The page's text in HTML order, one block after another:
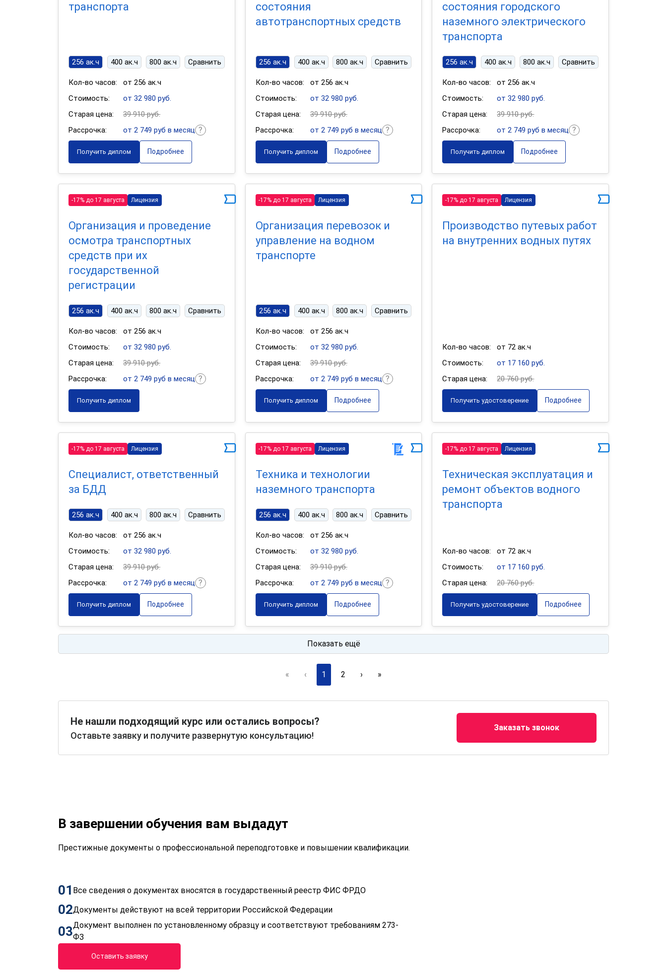
транспорта
256 ак.ч 400 ак.ч 800 ак.ч Сравнить
Кол-во часов:
от 256 ак.ч
Стоимость:
от 32 980 руб.
Старая цена:
39 910 руб.
Рассрочка:
от 2 749 руб в месяц
Получить диплом Подробнее
состояния
автотранспортных средств
256 ак.ч 400 ак.ч 800 ак.ч Сравнить
Кол-во часов:
от 256 ак.ч
Стоимость:
от 32 980 руб.
Старая цена:
39 910 руб.
Рассрочка:
от 2 749 руб в месяц
Получить диплом Подробнее
состояния городского
наземного электрического
транспорта
256 ак.ч 400 ак.ч 800 ак.ч Сравнить
Кол-во часов:
от 256 ак.ч
Стоимость:
от 32 980 руб.
Старая цена:
39 910 руб.
Рассрочка:
от 2 749 руб в месяц
Получить диплом Подробнее
-17% до 17 августа Лицензия
Организация и проведение
осмотра транспортных
средств при их
государственной
регистрации
256 ак.ч 400 ак.ч 800 ак.ч Сравнить
Кол-во часов:
от 256 ак.ч
Стоимость:
от 32 980 руб.
Старая цена:
39 910 руб.
Рассрочка:
от 2 749 руб в месяц
Получить диплом
-17% до 17 августа Лицензия
Организация перевозок и
управление на водном
транспорте
256 ак.ч 400 ак.ч 800 ак.ч Сравнить
Кол-во часов:
от 256 ак.ч
Стоимость:
от 32 980 руб.
Старая цена:
39 910 руб.
Рассрочка:
от 2 749 руб в месяц
Получить диплом Подробнее
-17% до 17 августа Лицензия
Производство путевых работ
на внутренних водных путях
Кол-во часов:
от 72 ак.ч
Стоимость:
от 17 160 руб.
Старая цена:
20 760 руб.
Получить удостоверение Подробнее
-17% до 17 августа Лицензия
Специалист, ответственный
за БДД
256 ак.ч 400 ак.ч 800 ак.ч Сравнить
Кол-во часов:
от 256 ак.ч
Стоимость:
от 32 980 руб.
Старая цена:
39 910 руб.
Рассрочка:
от 2 749 руб в месяц
Получить диплом Подробнее
-17% до 17 августа Лицензия
Техника и технологии
наземного транспорта
256 ак.ч 400 ак.ч 800 ак.ч Сравнить
Кол-во часов:
от 256 ак.ч
Стоимость:
от 32 980 руб.
Старая цена:
39 910 руб.
Рассрочка:
от 2 749 руб в месяц
Получить диплом Подробнее
-17% до 17 августа Лицензия
Техническая эксплуатация и
ремонт объектов водного
транспорта
Кол-во часов:
от 72 ак.ч
Стоимость:
от 17 160 руб.
Старая цена:
20 760 руб.
Получить удостоверение Подробнее
Показать ещё
« ‹ 1 2 › »
Не нашли подходящий курс или остались вопросы?
Оставьте заявку и получите развернутую консультацию!
Заказать звонок
В завершении обучения вам выдадут
Престижные документы о профессиональной переподготовке и повышении квалификации.
01 Все сведения о документах вносятся в государственный реестр ФИС ФРДО
02Документы действуют на всей территории Российской Федерации
03Документ выполнен по установленному образцу и соответствуют требованиям 273-
ФЗ
Оставить заявку